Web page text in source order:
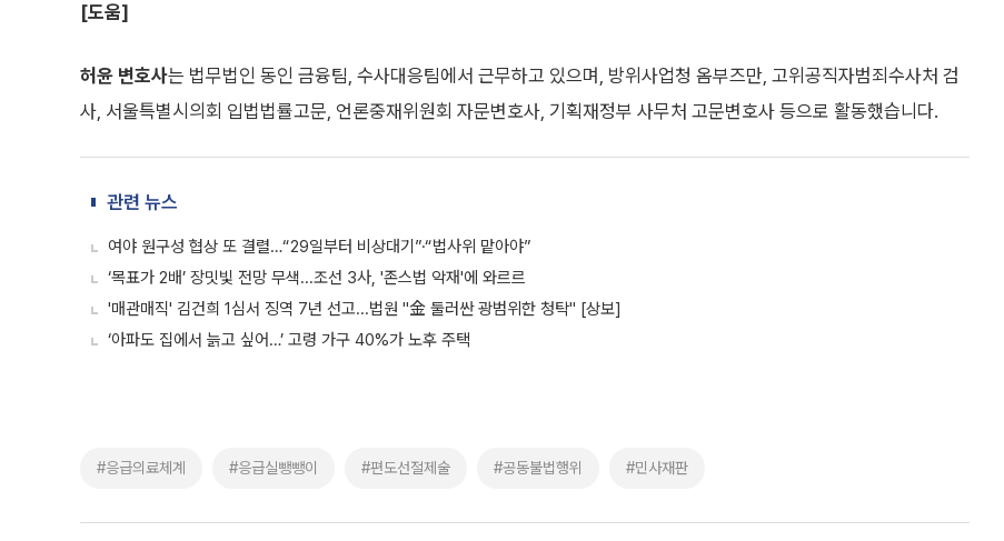
[도움]
허윤 변호사는 법무법인 동인 금융팀, 수사대응팀에서 근무하고 있으며, 방위사업청 옴부즈만, 고위공직자범죄수사처 검
사, 서울특별시의회 입법법률고문, 언론중재위원회 자문변호사, 기획재정부 사무처 고문변호사 등으로 활동했습니다.
관련 뉴스
여야 원구성 협상 또 결렬…“29일부터 비상대기”·“법사위 맡아야”
‘목표가 2배’ 장밋빛 전망 무색...조선 3사, '존스법 악재'에 와르르
'매관매직' 김건희 1심서 징역 7년 선고...법원 "金 둘러싼 광범위한 청탁" [상보]
‘아파도 집에서 늙고 싶어…’ 고령 가구 40%가 노후 주택
#응급의료체계 #응급실뺑뺑이 #편도선절제술 #공동불법행위 #민사재판